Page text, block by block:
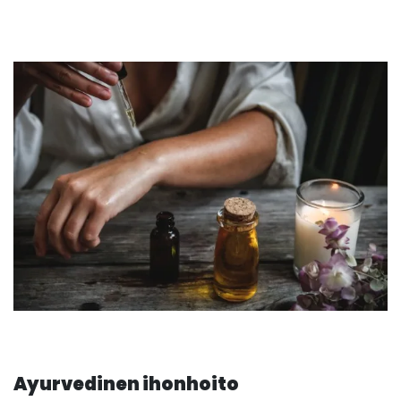
Ayurvedinen ihonhoito